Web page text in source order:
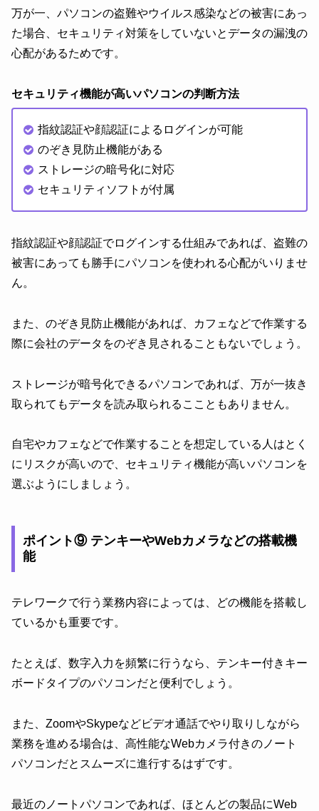
万が一、パソコンの盗難やウイルス感染などの被害にあっ
た場合、セキュリティ対策をしていないとデータの漏洩の
心配があるためです。
セキュリティ機能が高いパソコンの判断方法
指紋認証や顔認証によるログインが可能
のぞき見防止機能がある
ストレージの暗号化に対応
セキュリティソフトが付属
指紋認証や顔認証でログインする仕組みであれば、盗難の
被害にあっても勝手にパソコンを使われる心配がいりませ
ん。
また、のぞき見防止機能があれば、カフェなどで作業する
際に会社のデータをのぞき見されることもないでしょう。
ストレージが暗号化できるパソコンであれば、万が一抜き
取られてもデータを読み取られるここともありません。
自宅やカフェなどで作業することを想定している人はとく
にリスクが高いので、セキュリティ機能が高いパソコンを
選ぶようにしましょう。
ポイント⑨ テンキーやWebカメラなどの搭載機
能
テレワークで行う業務内容によっては、どの機能を搭載し
ているかも重要です。
たとえば、数字入力を頻繁に行うなら、テンキー付きキー
ボードタイプのパソコンだと便利でしょう。
また、ZoomやSkypeなどビデオ通話でやり取りしながら
業務を進める場合は、高性能なWebカメラ付きのノート
パソコンだとスムーズに進行するはずです。
最近のノートパソコンであれば、ほとんどの製品にWeb